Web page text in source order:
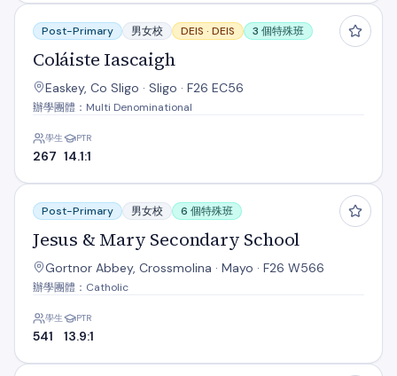
Coláiste Iascaigh
Post-Primary 男女校 DEIS · DEIS 3 個特殊班
Coláiste Iascaigh
Easkey, Co Sligo · Sligo · F26 EC56
辦學團體：Multi Denominational
學生
267
PTR
14.1:1
Jesus & Mary Secondary School
Post-Primary 男女校 6 個特殊班
Jesus & Mary Secondary School
Gortnor Abbey, Crossmolina · Mayo · F26 W566
辦學團體：Catholic
學生
541
PTR
13.9:1